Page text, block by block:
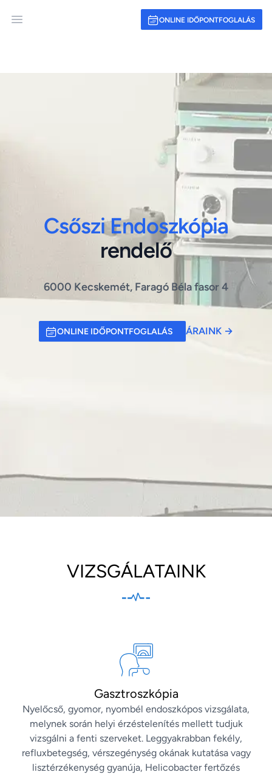
Open main menu ONLINE IDŐPONTFOGLALÁS
Csőszi Endoszkópia
rendelő
6000 Kecskemét, Faragó Béla fasor 4
ONLINE IDŐPONTFOGLALÁS ÁRAINK →
VIZSGÁLATAINK
Gasztroszkópia
Nyelőcső, gyomor, nyombél endoszkópos vizsgálata,
melynek során helyi érzéstelenítés mellett tudjuk
vizsgálni a fenti szerveket. Leggyakrabban fekély,
refluxbetegség, vérszegénység okának kutatása vagy
lisztérzékenység gyanúja, Helicobacter fertőzés